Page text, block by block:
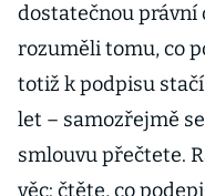
dostatečnou právní
rozuměli tomu, co
totiž k podpisu
let – samozřejmě
smlouvu přečtete.
věc: čtěte, co